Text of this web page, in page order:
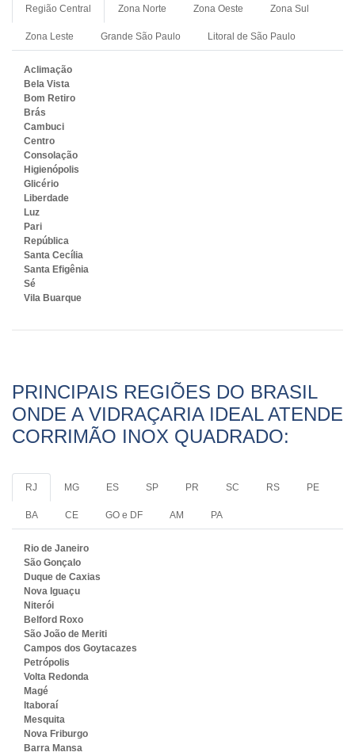
Região Central Zona Norte Zona Oeste Zona Sul
Zona Leste Grande São Paulo Litoral de São Paulo
Aclimação
Bela Vista
Bom Retiro
Brás
Cambuci
Centro
Consolação
Higienópolis
Glicério
Liberdade
Luz
Pari
República
Santa Cecília
Santa Efigênia
Sé
Vila Buarque
PRINCIPAIS REGIÕES DO BRASIL
ONDE A VIDRAÇARIA IDEAL ATENDE
CORRIMÃO INOX QUADRADO:
RJ MG ES SP PR SC RS PE
BA CE GO e DF AM PA
Rio de Janeiro
São Gonçalo
Duque de Caxias
Nova Iguaçu
Niterói
Belford Roxo
São João de Meriti
Campos dos Goytacazes
Petrópolis
Volta Redonda
Magé
Itaboraí
Mesquita
Nova Friburgo
Barra Mansa